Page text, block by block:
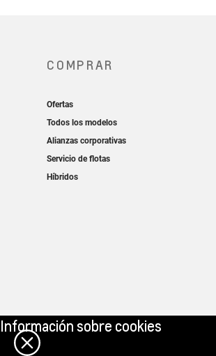
Información sobre cookies